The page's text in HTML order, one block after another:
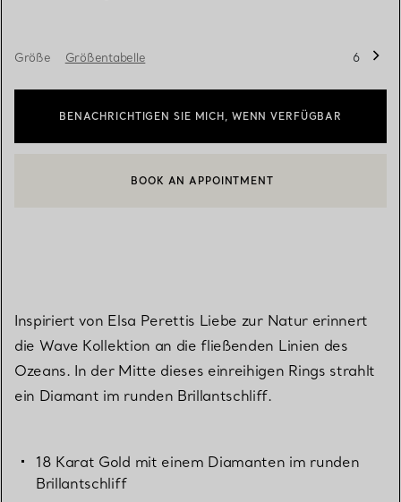
Größe Größentabelle 6
BENACHRICHTIGEN SIE MICH, WENN VERFÜGBAR
EINEN KUNDENBERATER KONTAKTIEREN ODER EINEN
BOOK AN APPOINTMENT
Inspiriert von Elsa Perettis Liebe zur Natur erinnert
die Wave Kollektion an die fließenden Linien des
Ozeans. In der Mitte dieses einreihigen Rings strahlt
ein Diamant im runden Brillantschliff.
18 Karat Gold mit einem Diamanten im runden
Brillantschliff